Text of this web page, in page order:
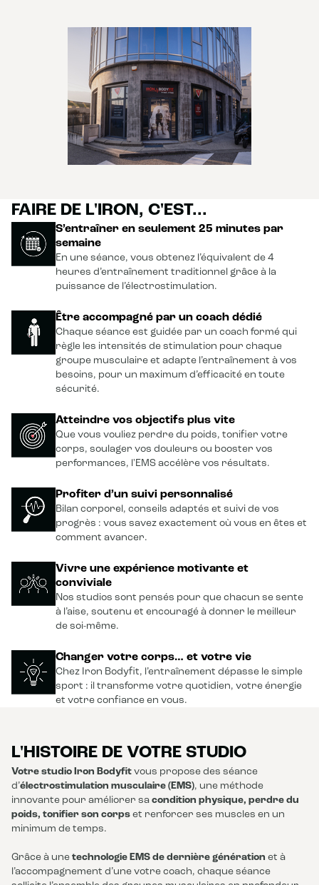
FAIRE DE L'IRON, C'EST...
S’entraîner en seulement 25 minutes par
semaine
En une séance, vous obtenez l’équivalent de 4
heures d’entraînement traditionnel grâce à la
puissance de l’électrostimulation.
Être accompagné par un coach dédié
Chaque séance est guidée par un coach formé qui
règle les intensités de stimulation pour chaque
groupe musculaire et adapte l’entraînement à vos
besoins, pour un maximum d’efficacité en toute
sécurité.
Atteindre vos objectifs plus vite
Que vous vouliez perdre du poids, tonifier votre
corps, soulager vos douleurs ou booster vos
performances, l'EMS accélère vos résultats.
Profiter d’un suivi personnalisé
Bilan corporel, conseils adaptés et suivi de vos
progrès : vous savez exactement où vous en êtes et
comment avancer.
Vivre une expérience motivante et
conviviale
Nos studios sont pensés pour que chacun se sente
à l’aise, soutenu et encouragé à donner le meilleur
de soi-même.
Changer votre corps… et votre vie
Chez Iron Bodyfit, l’entraînement dépasse le simple
sport : il transforme votre quotidien, votre énergie
et votre confiance en vous.
L'HISTOIRE DE VOTRE STUDIO
Votre studio Iron Bodyfit vous propose des séance
d’électrostimulation musculaire (EMS), une méthode
innovante pour améliorer sa condition physique, perdre du
poids, tonifier son corps et renforcer ses muscles en un
minimum de temps.
Grâce à une technologie EMS de dernière génération et à
l’accompagnement d’une votre coach, chaque séance